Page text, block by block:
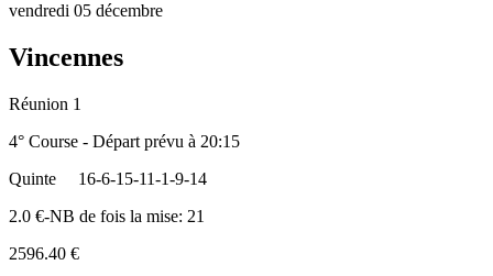
vendredi 05 décembre
Vincennes
Réunion 1
4° Course - Départ prévu à 20:15
Quinte
16-6-15-11-1-9-14
2.0 €-NB de fois la mise: 21
2596.40 €